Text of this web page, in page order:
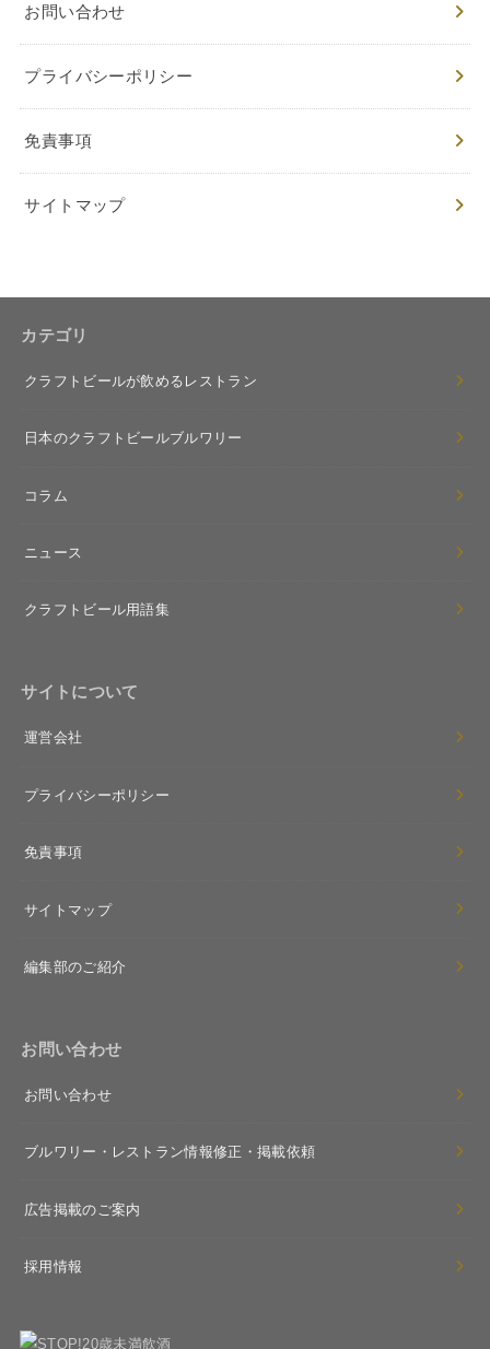
お問い合わせ
プライバシーポリシー
免責事項
サイトマップ
カテゴリ
クラフトビールが飲めるレストラン
日本のクラフトビールブルワリー
コラム
ニュース
クラフトビール用語集
サイトについて
運営会社
プライバシーポリシー
免責事項
サイトマップ
編集部のご紹介
お問い合わせ
お問い合わせ
ブルワリー・レストラン情報修正・掲載依頼
広告掲載のご案内
採用情報